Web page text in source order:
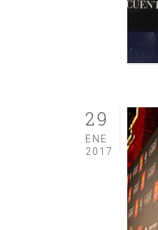
29
ENE
2017